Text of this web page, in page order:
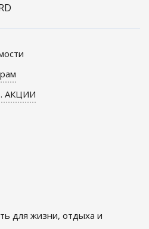
АКЦИИ
для жизни, отдыха и